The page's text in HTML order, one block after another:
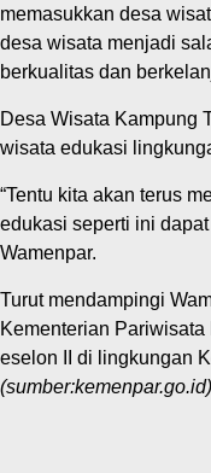
memasukkan desa
desa wisata menjadi
berkualitas dan
Desa Wisata Kampung
wisata edukasi
“Tentu kita akan terus
edukasi seperti ini
Wamenpar.
Turut mendampingi
Kementerian
eselon II di lingkungan
(sumber:kemenpar.go.id)